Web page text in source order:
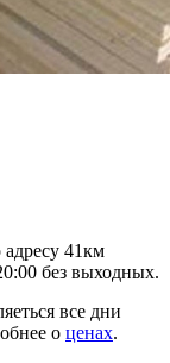
41км
без выходных.
все дни
о ценах.